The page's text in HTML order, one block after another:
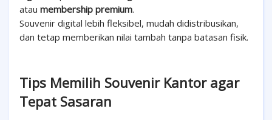
atau membership premium.
Souvenir digital lebih fleksibel, mudah didistribusikan,
dan tetap memberikan nilai tambah tanpa batasan fisik.
Tips Memilih Souvenir Kantor agar
Tepat Sasaran